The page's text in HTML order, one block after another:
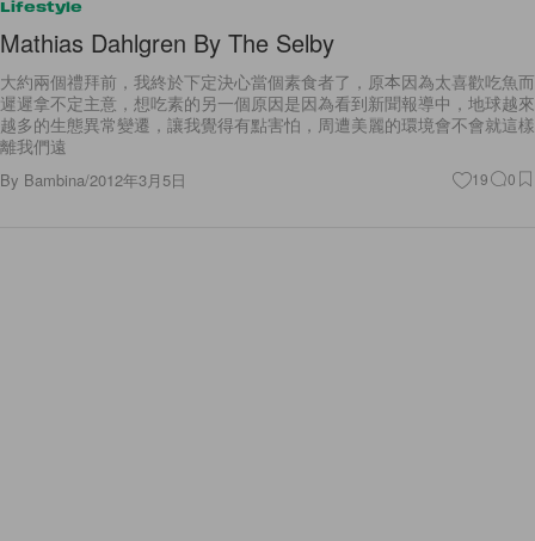
Lifestyle
Mathias Dahlgren By The Selby
大約兩個禮拜前，我終於下定決心當個素食者了，原本因為太喜歡吃魚而
遲遲拿不定主意，想吃素的另一個原因是因為看到新聞報導中，地球越來
越多的生態異常變遷，讓我覺得有點害怕，周遭美麗的環境會不會就這樣
離我們遠
By Bambina/2012年3月5日 19 0